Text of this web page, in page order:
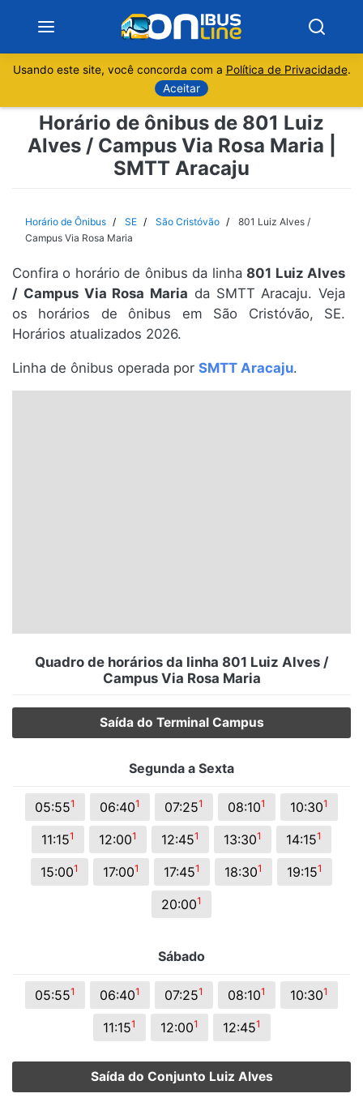
Sobre
Minas Gerais
Espírito Santo
Paraná
Santa Catarina
Usando este site, você concorda com a Política de Privacidade.
Aceitar
Horário de ônibus de 801 Luiz
Alves / Campus Via Rosa Maria |
SMTT Aracaju
Horário de Ônibus SE São Cristóvão
801 Luiz Alves /
Campus Via Rosa Maria
Confira o horário de ônibus da linha801 Luiz Alves
/ Campus Via Rosa Maria da SMTT Aracaju. Veja
os horários de ônibus em São Cristóvão, SE.
Horários atualizados 2026.
Linha de ônibus operada por SMTT Aracaju.
Quadro de horários da linha 801 Luiz Alves /
Campus Via Rosa Maria
Saída do Terminal Campus
Segunda a Sexta
05:551 06:401 07:251 08:101 10:301
11:151 12:001 12:451 13:301 14:151
15:001 17:001 17:451 18:301 19:151
20:001
Sábado
05:551 06:401 07:251 08:101 10:301
11:151 12:001 12:451
Saída do Conjunto Luiz Alves